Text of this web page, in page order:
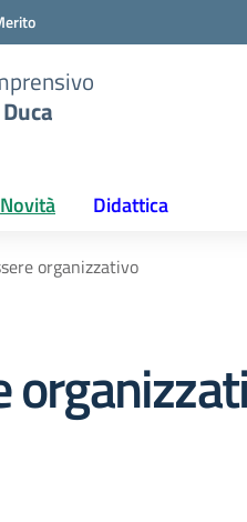
Novità Didattica
organizzativo